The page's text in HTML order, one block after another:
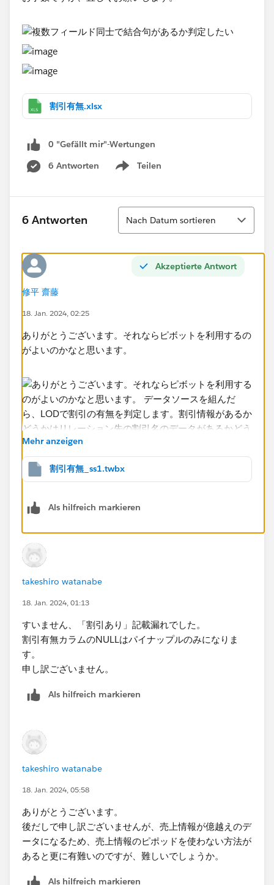
割引有無.xlsx
0 "Gefällt mir"-Wertungen
6 Antworten
Teilen
Show menu
6 Antworten
Sortieren
Nach Datum sortieren
Akzeptierte Antwort
修平 齋藤
18. Jan. 2024, 02:25
ありがとうございます。それならピボットを利用するの
がよいのかなと思います。
データソースを組んだら、LODで割引の有無を判定しま
す。割引情報があるかどうかはリレーション先の割引名
のデータがあるかどうかで分かります。なお、この式の
「割引あり」を、偽に空白を設定しています、
Mehr anzeigen
割引有無_ss1.twbx
Als hilfreich markieren
takeshiro watanabe
18. Jan. 2024, 01:13
すいません、「割引あり」記載漏れでした。
割引有無カラムのNULLはパイナップルのみになりま
す。
申し訳ございません。
Als hilfreich markieren
takeshiro watanabe
18. Jan. 2024, 05:58
ありがとうございます。
後だしで申し訳ございませんが、売上情報が億越えのデ
ータになるため、売上情報のピポッドを使わない方法が
あると更に有難いのですが、難しいでしょうか。
Als hilfreich markieren